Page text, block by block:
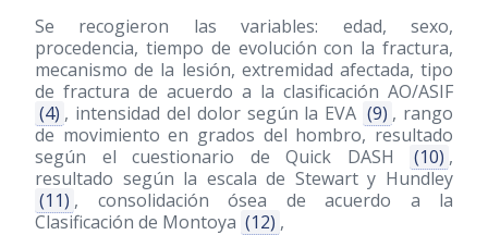
Se recogieron las variables: edad, sexo,
procedencia, tiempo de evolución con la fractura,
mecanismo de la lesión, extremidad afectada, tipo
de fractura de acuerdo a la clasificación AO/ASIF
(4) , intensidad del dolor según la EVA (9) , rango
de movimiento en grados del hombro, resultado
según el cuestionario de Quick DASH
(10) ,
resultado según la escala de Stewart y Hundley
(11) , consolidación ósea de acuerdo a la
Clasificación de Montoya (12) ,